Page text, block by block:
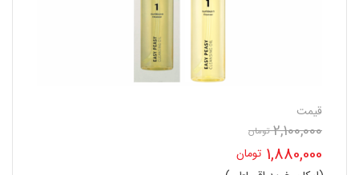
قیمت
2,100,000 تومان
1,880,000 تومان